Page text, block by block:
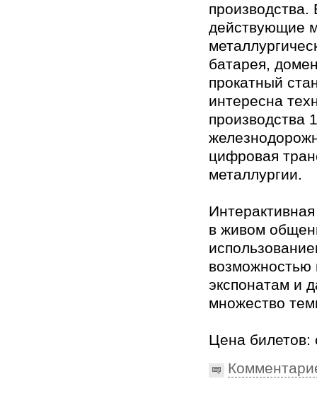
производства.
действующие
батарея,
прокатный
интересна
производства
цифровая
металлургии.
в живом
возможностью
экспонатам и
множество
Цена билетов: